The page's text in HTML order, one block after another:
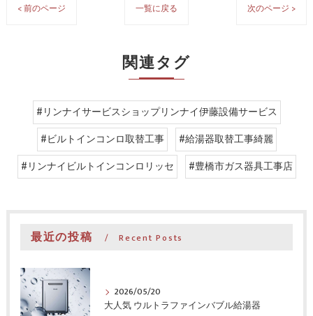
< 前のページ 一覧に戻る 次のページ >
関連タグ
#リンナイサービスショップリンナイ伊藤設備サービス
#ビルトインコンロ取替工事
#給湯器取替工事綺麗
#リンナイビルトインコンロリッセ
#豊橋市ガス器具工事店
最近の投稿 Recent Posts
2026/05/20
大人気 ウルトラファインバブル給湯器